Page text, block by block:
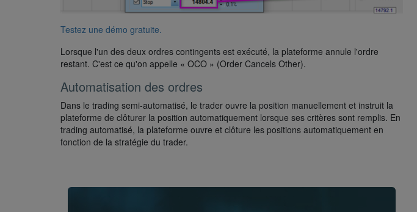
Testez une démo gratuite.
Lorsque l'un des deux ordres contingents est exécuté, la plateforme annule l'ordre
restant. C'est ce qu'on appelle « OCO » (Order Cancels Other).
Automatisation des ordres
Dans le trading semi-automatisé, le trader ouvre la position manuellement et instruit la
plateforme de clôturer la position automatiquement lorsque ses critères sont remplis. En
trading automatisé, la plateforme ouvre et clôture les positions automatiquement en
fonction de la stratégie du trader.